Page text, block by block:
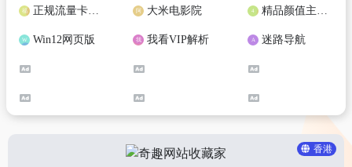
正规流量卡免费加盟合作 大米电影院 精品颜值主播定制
Win12网页版 我看VIP解析 迷路导航
香港